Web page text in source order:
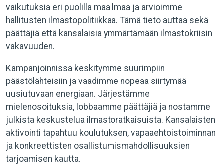
vaikutuksia eri puolilla maailmaa ja arvioimme
hallitusten ilmastopolitiikkaa. Tämä tieto auttaa sekä
päättäjiä että kansalaisia ymmärtämään ilmastokriisin
vakavuuden.
Kampanjoinnissa keskitymme suurimpiin
päästölähteisiin ja vaadimme nopeaa siirtymää
uusiutuvaan energiaan. Järjestämme
mielenosoituksia, lobbaamme päättäjiä ja nostamme
julkista keskustelua ilmastoratkaisuista. Kansalaisten
aktivointi tapahtuu koulutuksen, vapaaehtoistoiminnan
ja konkreettisten osallistumismahdollisuuksien
tarjoamisen kautta.